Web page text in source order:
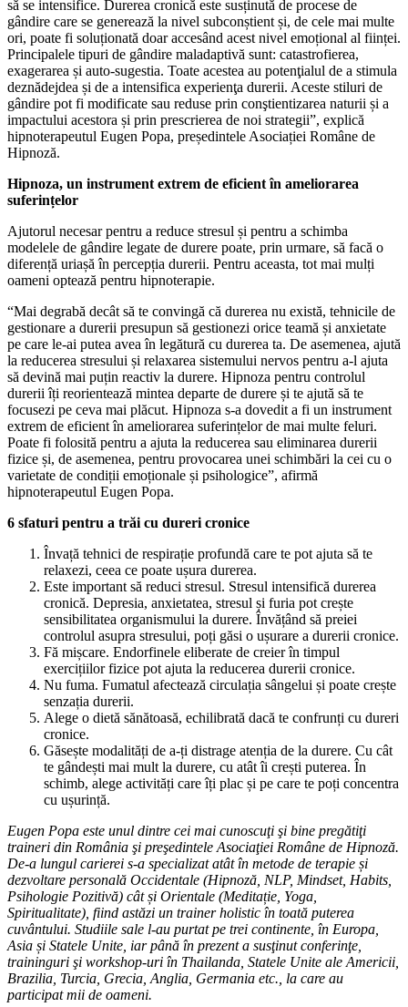
să se intensifice. Durerea cronică este susținută de procese de
gândire care se generează la nivel subconștient și, de cele mai multe
ori, poate fi soluționată doar accesând acest nivel emoțional al ființei.
Principalele tipuri de gândire maladaptivă sunt: catastrofierea,
exagerarea și auto-sugestia. Toate acestea au potenţialul de a stimula
deznădejdea și de a intensifica experienţa durerii. Aceste stiluri de
gândire pot fi modificate sau reduse prin conştientizarea naturii și a
impactului acestora și prin prescrierea de noi strategii”, explică
hipnoterapeutul Eugen Popa, președintele Asociației Române de
Hipnoză.
Hipnoza, un instrument extrem de eficient în ameliorarea
suferințelor
Ajutorul necesar pentru a reduce stresul și pentru a schimba
modelele de gândire legate de durere poate, prin urmare, să facă o
diferență uriașă în percepția durerii. Pentru aceasta, tot mai mulți
oameni optează pentru hipnoterapie.
“Mai degrabă decât să te convingă că durerea nu există, tehnicile de
gestionare a durerii presupun să gestionezi orice teamă și anxietate
pe care le-ai putea avea în legătură cu durerea ta. De asemenea, ajută
la reducerea stresului și relaxarea sistemului nervos pentru a-l ajuta
să devină mai puțin reactiv la durere. Hipnoza pentru controlul
durerii îți reorientează mintea departe de durere și te ajută să te
focusezi pe ceva mai plăcut. Hipnoza s-a dovedit a fi un instrument
extrem de eficient în ameliorarea suferințelor de mai multe feluri.
Poate fi folosită pentru a ajuta la reducerea sau eliminarea durerii
fizice și, de asemenea, pentru provocarea unei schimbări la cei cu o
varietate de condiții emoționale și psihologice”, afirmă
hipnoterapeutul Eugen Popa.
6 sfaturi pentru a trăi cu dureri cronice
Învață tehnici de respirație profundă care te pot ajuta să te
relaxezi, ceea ce poate ușura durerea.
Este important să reduci stresul. Stresul intensifică durerea
cronică. Depresia, anxietatea, stresul și furia pot crește
sensibilitatea organismului la durere. Învățând să preiei
controlul asupra stresului, poți găsi o ușurare a durerii cronice.
Fă mișcare. Endorfinele eliberate de creier în timpul
exercițiilor fizice pot ajuta la reducerea durerii cronice.
Nu fuma. Fumatul afectează circulația sângelui și poate crește
senzația durerii.
Alege o dietă sănătoasă, echilibrată dacă te confrunți cu dureri
cronice.
Găsește modalități de a-ți distrage atenția de la durere. Cu cât
te gândești mai mult la durere, cu atât îi crești puterea. În
schimb, alege activități care îți plac și pe care te poți concentra
cu ușurință.
Eugen Popa este unul dintre cei mai cunoscuţi şi bine pregătiţi
traineri din România şi preşedintele Asociaţiei Române de Hipnoză.
De-a lungul carierei s-a specializat atât în metode de terapie și
dezvoltare personală Occidentale (Hipnoză, NLP, Mindset, Habits,
Psihologie Pozitivă) cât și Orientale (Meditație, Yoga,
Spiritualitate), fiind astăzi un trainer holistic în toată puterea
cuvântului. Studiile sale l-au purtat pe trei continente, în Europa,
Asia și Statele Unite, iar până în prezent a susţinut conferinţe,
traininguri şi workshop-uri în Thailanda, Statele Unite ale Americii,
Brazilia, Turcia, Grecia, Anglia, Germania etc., la care au
participat mii de oameni.